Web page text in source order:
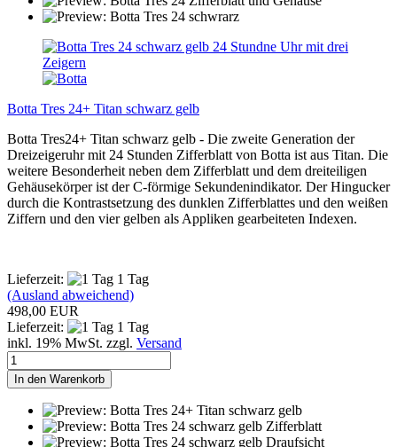
Botta Tres 24+ Titan schwarz gelb
Botta Tres24+ Titan schwarz gelb - Die zweite Generation der
Dreizeigeruhr mit 24 Stunden Zifferblatt von Botta ist aus Titan. Die
weitere Besonderheit neben dem Zifferblatt und dem dreiteiligen
Gehäusekörper ist der C-förmige Sekundenindikator. Der Hingucker
durch die Kontrastsetzung des dunklen Zifferblattes und den weißen
Ziffern und den vier gelben als Appliken gearbeiteten Indexen.
Lieferzeit:
1 Tag
(Ausland abweichend)
498,00 EUR
Lieferzeit:
1 Tag
inkl. 19% MwSt. zzgl. Versand
In den Warenkorb